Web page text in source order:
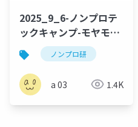
2025_9_6-ノンプロテ
ックキャンプ-モヤモヤ
を行動に変える
ノンプロ研
a 03 1.4K